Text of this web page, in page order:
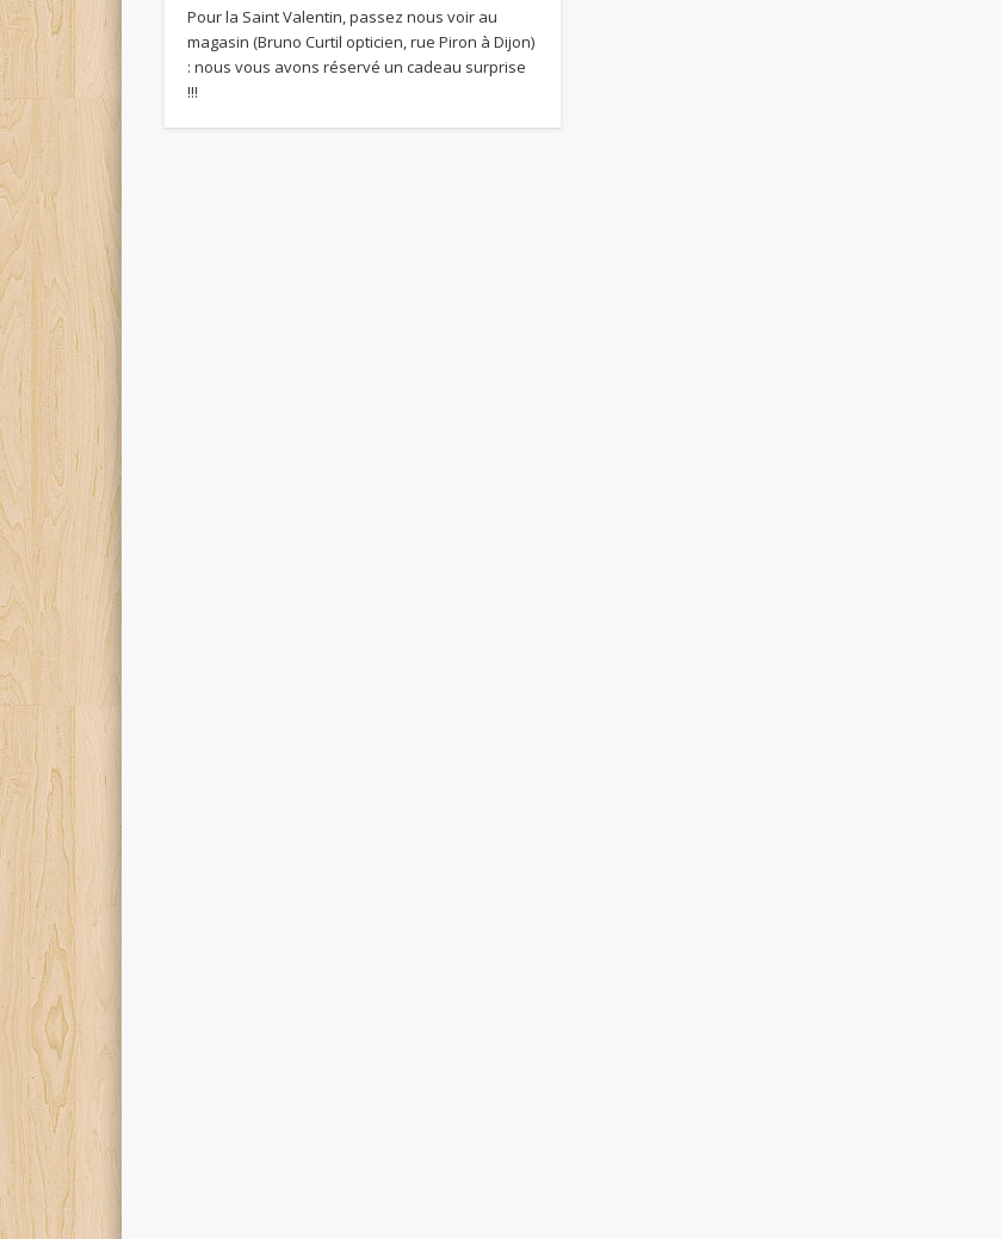
Pour la Saint Valentin, passez nous voir au
magasin (Bruno Curtil opticien, rue Piron à Dijon)
: nous vous avons réservé un cadeau surprise
!!!